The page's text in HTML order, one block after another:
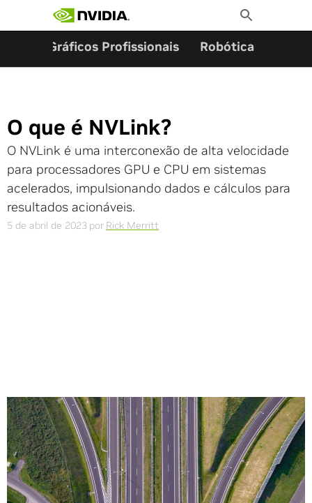
Toggle
Search
Gráficos Profissionais Robótica
O que é NVLink?
O NVLink é uma interconexão de alta velocidade
para processadores GPU e CPU em sistemas
acelerados, impulsionando dados e cálculos para
resultados acionáveis.
5 de abril de 2023 por Rick Merritt
Compartilhe